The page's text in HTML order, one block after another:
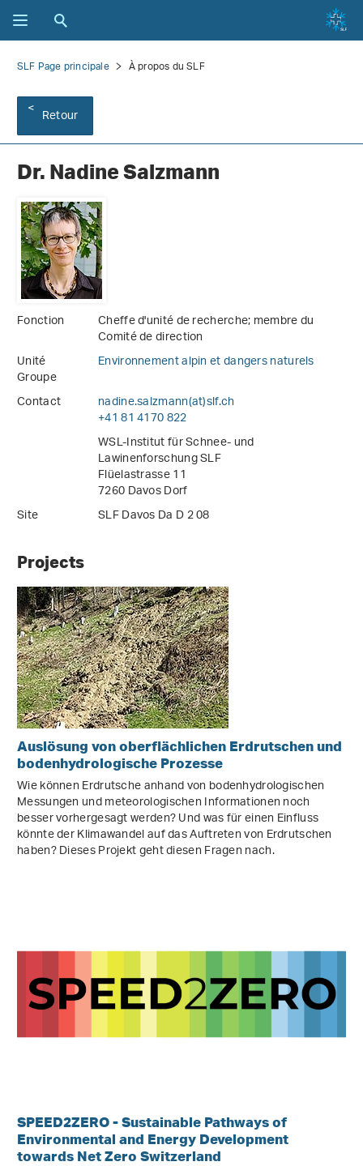
SLF Page principale À propos du SLF
Retour
Dr. Nadine Salzmann
Fonction Cheffe d'unité de recherche; membre du
Comité de direction
Unité
Environnement alpin et dangers naturels
Groupe
Contact
nadine.salzmann(at)slf.ch
+41 81 4170 822
WSL-Institut für Schnee- und
Lawinenforschung SLF
Flüelastrasse 11
7260 Davos Dorf
Site
SLF Davos Da D 2 08
Projects
Auslösung von oberflächlichen Erdrutschen und
bodenhydrologische Prozesse
Wie können Erdrutsche anhand von bodenhydrologischen
Messungen und meteorologischen Informationen noch
besser vorhergesagt werden? Und was für einen Einfluss
könnte der Klimawandel auf das Auftreten von Erdrutschen
haben? Dieses Projekt geht diesen Fragen nach.
SPEED2ZERO - Sustainable Pathways of
Environmental and Energy Development
towards Net Zero Switzerland